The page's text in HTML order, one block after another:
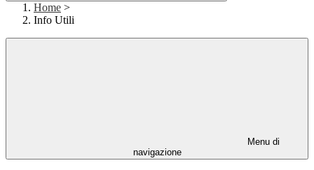
Home >
Info Utili
Menu di
navigazione